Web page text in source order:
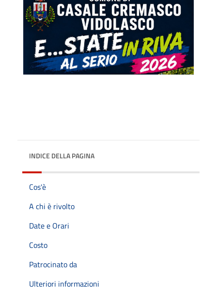
INDICE DELLA PAGINA
Cos'è
A chi è rivolto
Date e Orari
Costo
Patrocinato da
Ulteriori informazioni